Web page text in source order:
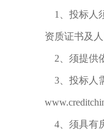
1、投标人
资质证书及人
2、须提供
3、投标人
4、须具有